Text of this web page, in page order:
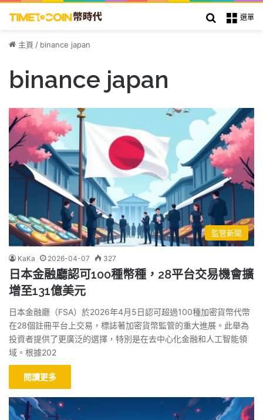
選單
搜索
主頁 / binance japan
binance japan
監管新聞
KaKa 2026-04-07 327
日本金融廳認可100種幣種，28平台交易機會擴
增至131億美元
日本金融廳（FSA）於2026年4月5日認可超過100種加密貨幣代幣
在28個註冊平台上交易，標誌著加密貨幣監管的重大進展。此舉為
投資者提供了更廣泛的選擇，特別是在去中心化金融和人工智能領
域。根據202
閱讀更多